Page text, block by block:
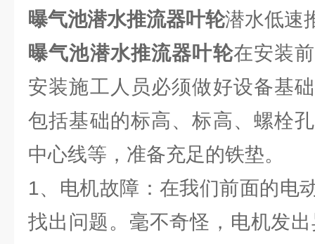
曝气池潜水推流器叶轮潜水低速
曝气池潜水推流器叶轮在安装
安装施工人员必须做好设备基
包括基础的标高、标高、螺栓
中心线等，准备充足的铁垫。
1、电机故障：在我们前面的电
找出问题。毫不奇怪，电机发